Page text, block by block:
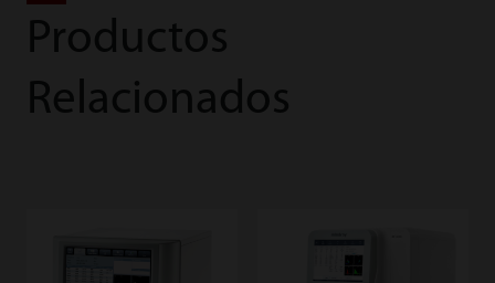
Productos
Relacionados